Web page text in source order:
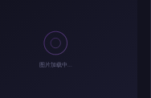
频率限制。